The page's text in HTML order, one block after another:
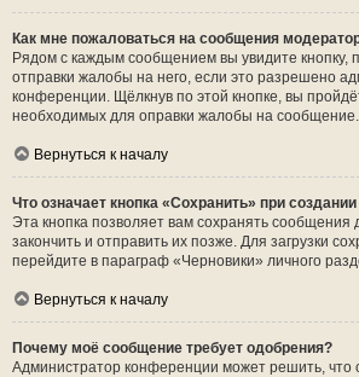
Как мне пожаловаться на сообщения
Рядом с каждым сообщением вы увидите кнопку,
отправки жалобы на него, если это разрешено
конференции. Щёлкнув по этой кнопке, вы
необходимых для оправки жалобы на сообщение.
Вернуться к началу
Что означает кнопка «Сохранить» при
Эта кнопка позволяет вам сохранять сообщения
закончить и отправить их позже. Для загрузки
перейдите в параграф «Черновики» личного
Вернуться к началу
Почему моё сообщение требует одобрения?
Администратор конференции может решить, что